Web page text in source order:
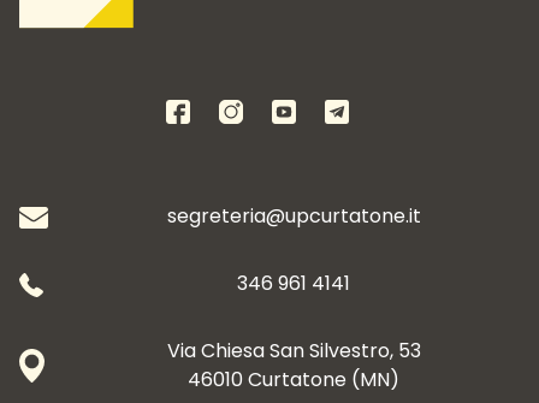
segreteria@upcurtatone.it
346 961 4141
Via Chiesa San Silvestro, 53
46010 Curtatone (MN)